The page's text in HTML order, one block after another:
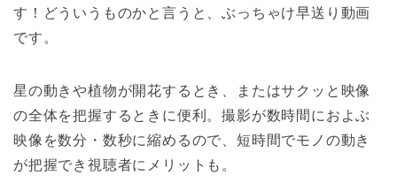
す！どういうものかと言うと、ぶっちゃけ早送り動画
です。
星の動きや植物が開花するとき、またはサクッと映像
の全体を把握するときに便利。撮影が数時間におよぶ
映像を数分・数秒に縮めるので、短時間でモノの動き
が把握でき視聴者にメリットも。